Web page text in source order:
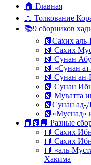
содержимому
🏠 Главная
📖 Толкование
📚9 сборников
📗Сахих
📗 Сахих
📗 Сунан
📗 «Сунан
📗 Сунан ан-
📗 Сунан
📗 Муватта
📗Сунан ад-
📗»Муснад»
📕📗📘 Разные
📘 Сахих
📘 Сахих
📘 «аль-
Хакима